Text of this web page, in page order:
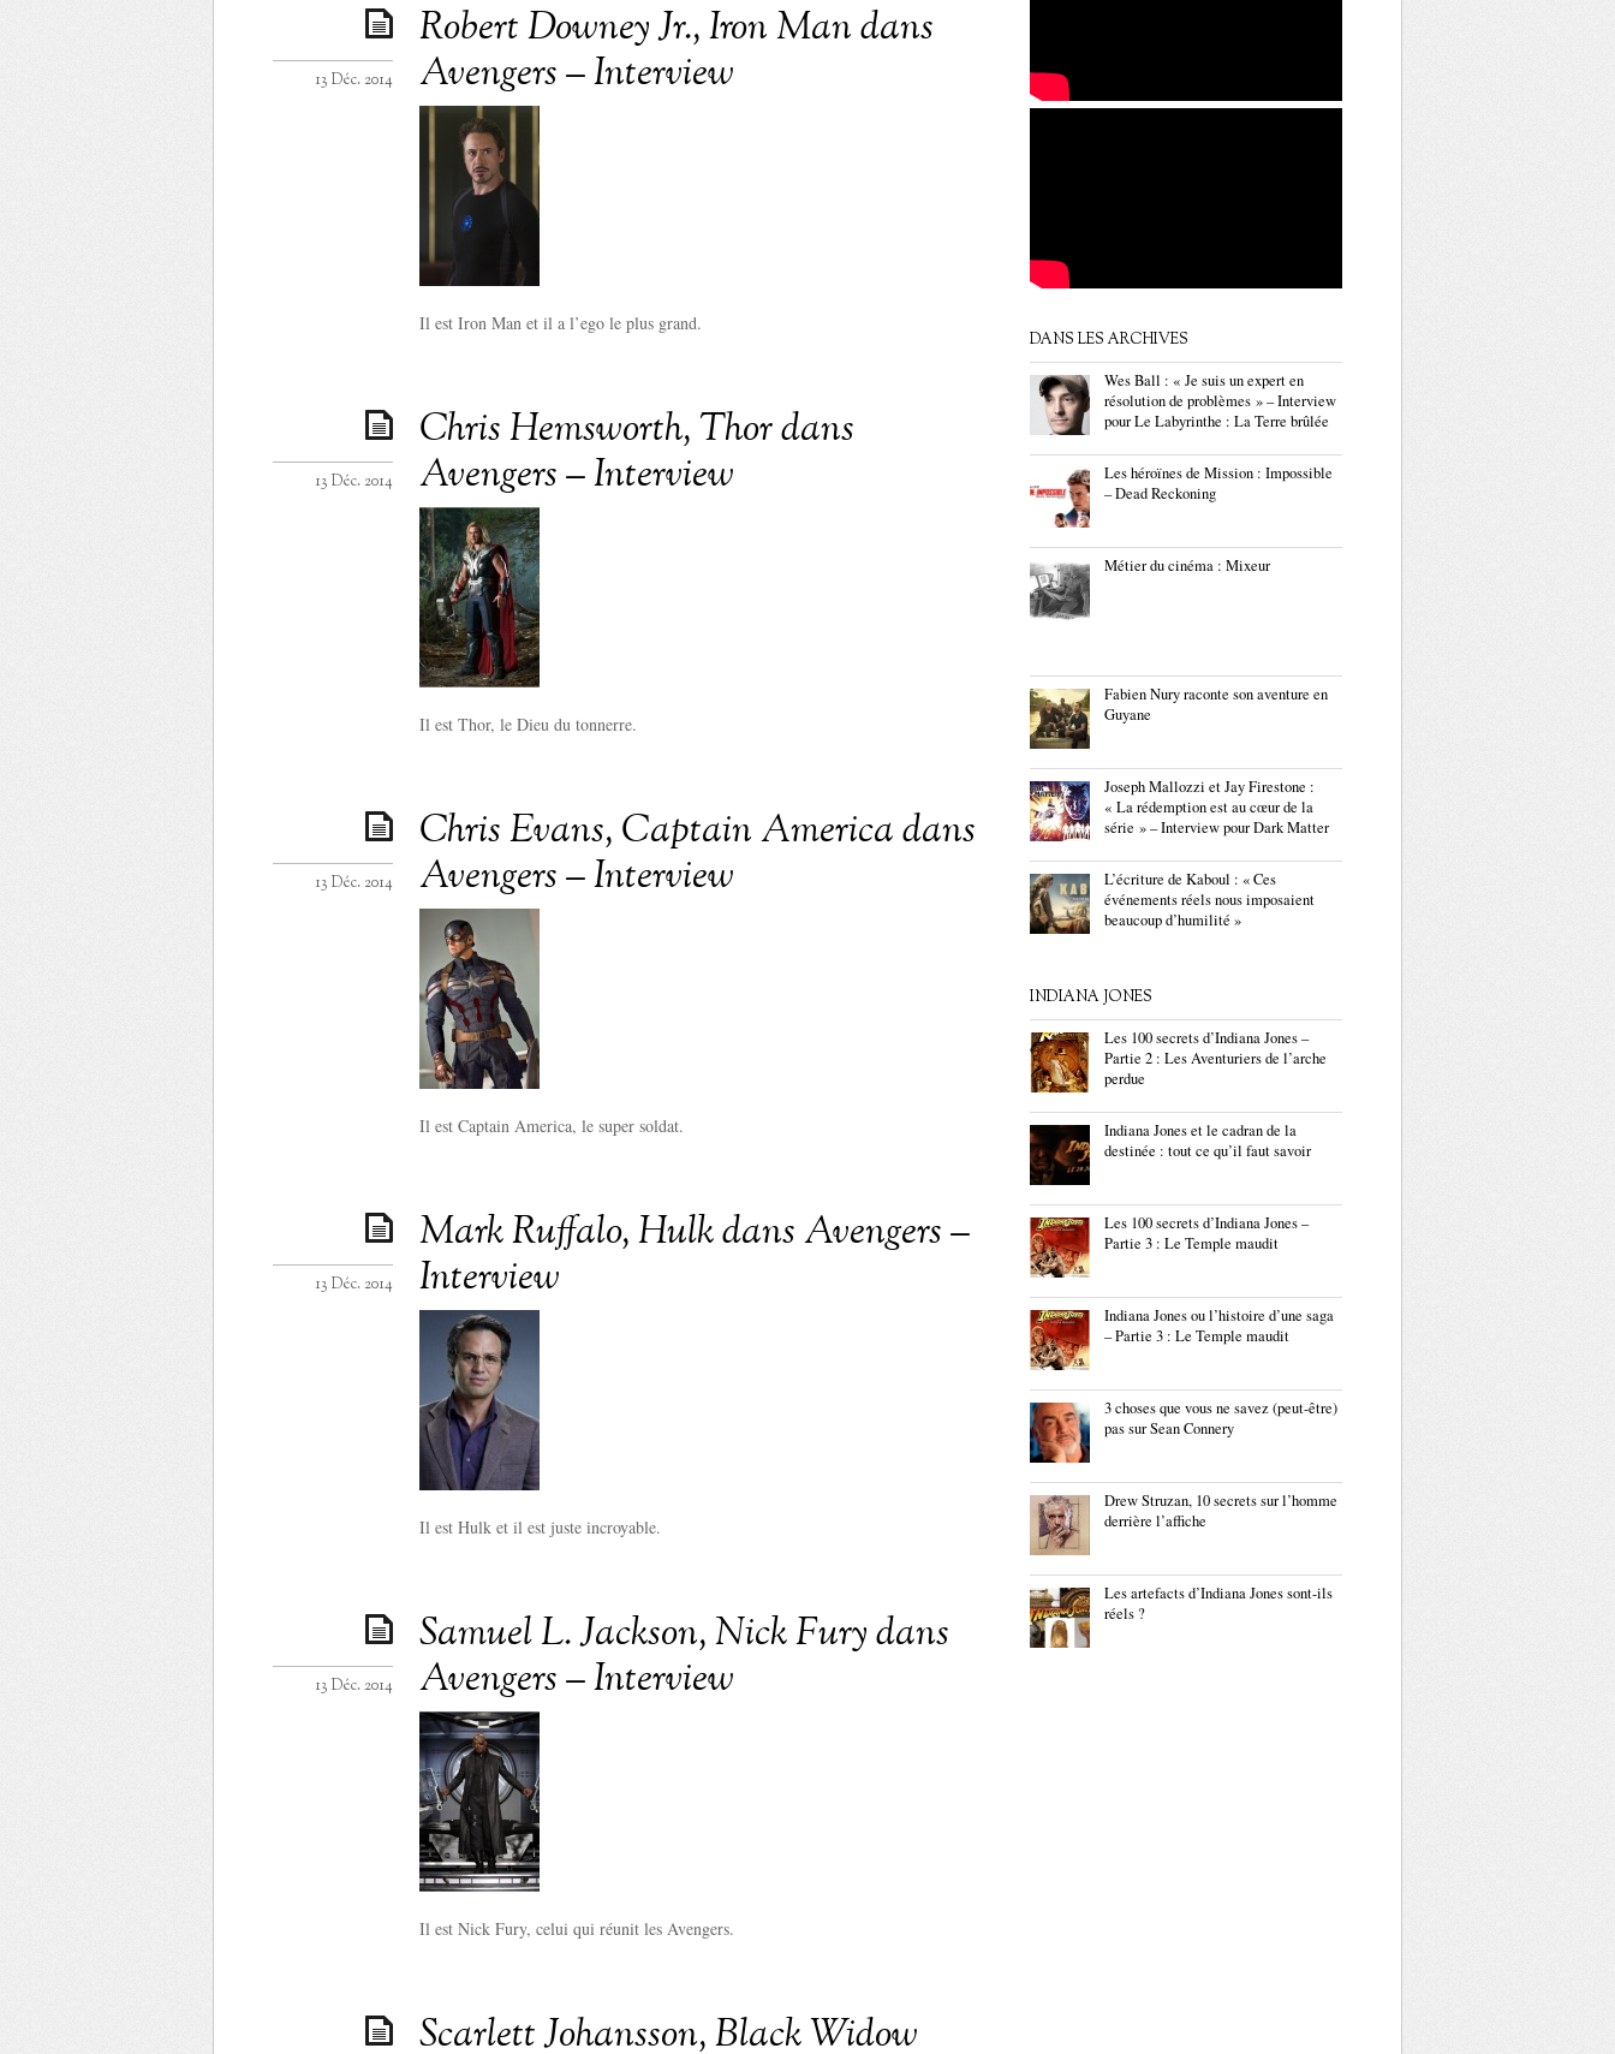
Robert Downey Jr., Iron Man dans
Avengers – Interview
13 Déc. 2014
Il est Iron Man et il a l’ego le plus grand.
Chris Hemsworth, Thor dans
Avengers – Interview
13 Déc. 2014
Il est Thor, le Dieu du tonnerre.
Chris Evans, Captain America dans
Avengers – Interview
13 Déc. 2014
Il est Captain America, le super soldat.
Mark Ruffalo, Hulk dans Avengers –
Interview
13 Déc. 2014
Il est Hulk et il est juste incroyable.
Samuel L. Jackson, Nick Fury dans
Avengers – Interview
13 Déc. 2014
Il est Nick Fury, celui qui réunit les Avengers.
Scarlett Johansson, Black Widow
DANS LES ARCHIVES
Wes Ball : « Je suis un expert en
résolution de problèmes » – Interview
pour Le Labyrinthe : La Terre brûlée
Les héroïnes de Mission : Impossible
– Dead Reckoning
Métier du cinéma : Mixeur
Fabien Nury raconte son aventure en
Guyane
Joseph Mallozzi et Jay Firestone :
« La rédemption est au cœur de la
série » – Interview pour Dark Matter
L’écriture de Kaboul : « Ces
événements réels nous imposaient
beaucoup d’humilité »
INDIANA JONES
Les 100 secrets d’Indiana Jones –
Partie 2 : Les Aventuriers de l’arche
perdue
Indiana Jones et le cadran de la
destinée : tout ce qu’il faut savoir
Les 100 secrets d’Indiana Jones –
Partie 3 : Le Temple maudit
Indiana Jones ou l’histoire d’une saga
– Partie 3 : Le Temple maudit
3 choses que vous ne savez (peut-être)
pas sur Sean Connery
Drew Struzan, 10 secrets sur l’homme
derrière l’affiche
Les artefacts d’Indiana Jones sont-ils
réels ?